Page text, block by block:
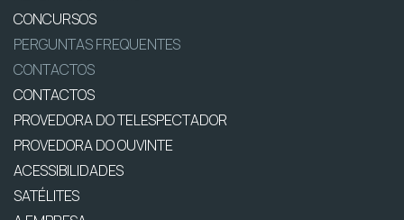
CONCURSOS
PERGUNTAS FREQUENTES
CONTACTOS
CONTACTOS
PROVEDORA DO TELESPECTADOR
PROVEDORA DO OUVINTE
ACESSIBILIDADES
SATÉLITES